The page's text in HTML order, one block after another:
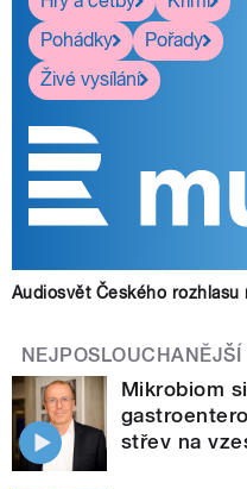
Pohádky
Pořady
Živé vysílání
Audiosvět Českého rozhlasu
NEJPOSLOUCHANĚJŠÍ
Mikrobiom
střev na